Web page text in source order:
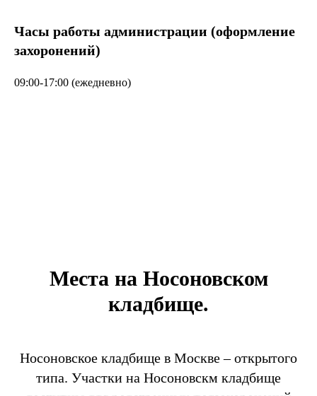
Часы работы администрации (оформление
захоронений)
09:00-17:00 (ежедневно)
Места на Носоновском
кладбище.
Носоновское кладбище в Москве – открытого
типа. Участки на Носоновскм кладбище